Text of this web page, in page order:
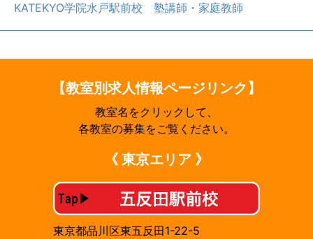
KATEKYO学院水戸駅前校 塾講師・家庭教師
【教室別求人情報ページリンク】
教室名をクリックして、
各教室の募集をご覧ください。
《 東京エリア 》
東京都品川区東五反田1-22-5